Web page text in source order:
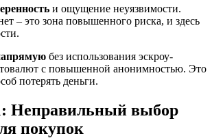
и ощущение неуязвимости.
– это зона повышенного риска, и здесь
без использования эскроу-
с повышенной анонимностью. Это
потерять деньги.
выбор
покупок